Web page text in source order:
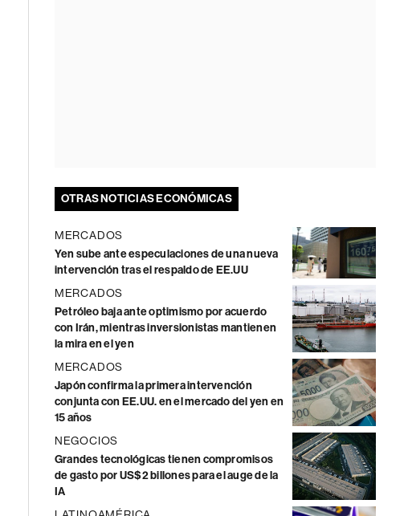
OTRAS NOTICIAS ECONÓMICAS
MERCADOS
Yen sube ante especulaciones de una nueva
intervención tras el respaldo de EE.UU
MERCADOS
Petróleo baja ante optimismo por acuerdo
con Irán, mientras inversionistas mantienen
la mira en el yen
MERCADOS
Japón confirma la primera intervención
conjunta con EE.UU. en el mercado del yen en
15 años
NEGOCIOS
Grandes tecnológicas tienen compromisos
de gasto por US$2 billones para el auge de la
IA